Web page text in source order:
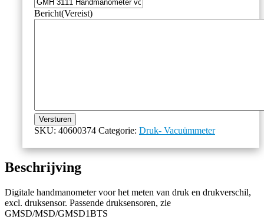
Bericht(Vereist)
Versturen
SKU: 40600374 Categorie: Druk- Vacuümmeter
Beschrijving
Digitale handmanometer voor het meten van druk en drukverschil,
excl. druksensor. Passende druksensoren, zie
GMSD/MSD/GMSD1BTS